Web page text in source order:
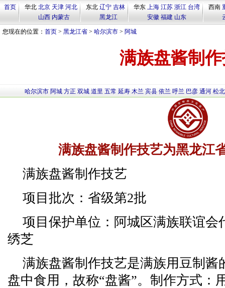
首页 华北 北京 天津 河北
山西 内蒙古
东北 辽宁 吉林
黑龙江
华东 上海 江苏 浙江 台湾
安徽 福建 山东
西南
您现在的位置： 首页 > 黑龙江省 > 哈尔滨市 > 阿城
满族盘酱制
哈尔滨市 阿城 方正 双城 道里 五常 延寿 木兰 宾县 依兰 呼兰 巴彦 通河 松北
满族盘酱制作技艺为黑龙江
满族盘酱制作技艺
项目批次：省级第2批
项目保护单位：阿城区满族联谊会
绣芝
满族盘酱制作技艺是满族用豆制酱
盘中食用，故称“盘酱”。制作方式：